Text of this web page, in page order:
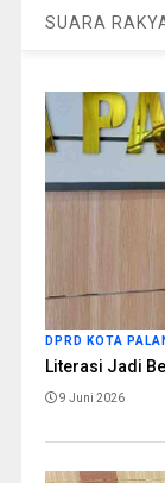
SUARA
DPRD KOTA
Literasi Jadi
9 Juni 2026